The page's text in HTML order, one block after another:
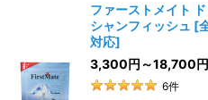
ファーストメイト
シャンフィッシュ [
対応]
3,300円 ～18,700円
6件